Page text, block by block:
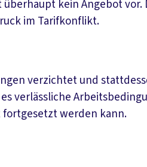
kein Angebot vor.
im Tarifkonflikt.
verzichtet und
verlässliche
werden kann.